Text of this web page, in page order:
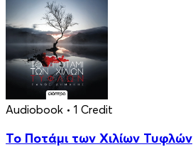
Audiobook • 1 Credit
Το Ποτάμι των Χιλίων Τυφλών